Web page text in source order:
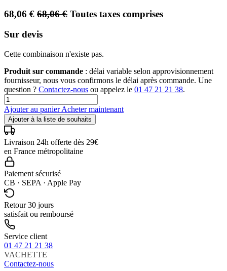
68,06 € 68,06€ Toutes taxes comprises
Sur devis
Cette combinaison n'existe pas.
Produit sur commande : délai variable selon approvisionnement
fournisseur, nous vous confirmons le délai après commande. Une
question ? Contactez-nous ou appelez le 01 47 21 21 38.
Ajouter au panierAcheter maintenant
Ajouter à la liste de souhaits
Livraison 24h offerte dès 29€
en France métropolitaine
Paiement sécurisé
CB · SEPA · Apple Pay
Retour 30 jours
satisfait ou remboursé
Service client
01 47 21 21 38
VACHETTE
Contactez-nous